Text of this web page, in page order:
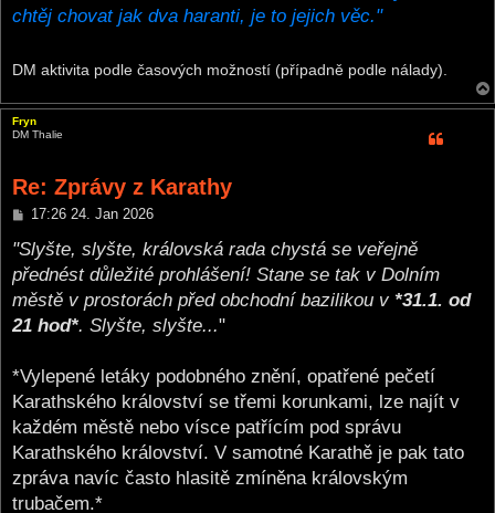
chtěj chovat jak dva haranti, je to jejich věc."
DM aktivita podle časových možností (případně podle nálady).
Fryn
DM Thalie
Re: Zprávy z Karathy
P
s
t
17:26 24. Jan 2026
"Slyšte, slyšte, královská rada chystá se veřejně
přednést důležité prohlášení! Stane se tak v Dolním
městě v prostorách před obchodní bazilikou v *31.1. od
21 hod*. Slyšte, slyšte..."
*Vylepené letáky podobného znění, opatřené pečetí
Karathského království se třemi korunkami, lze najít v
každém městě nebo vísce patřícím pod správu
Karathského království. V samotné Karathě je pak tato
zpráva navíc často hlasitě zmíněna královským
trubačem.*